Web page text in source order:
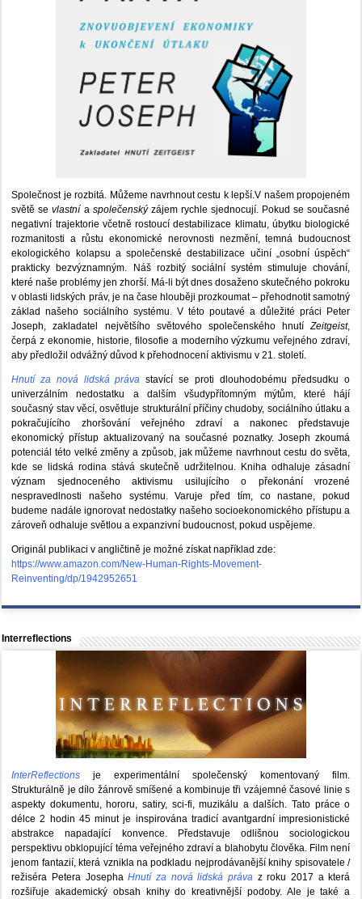
Společnost je rozbitá. Můžeme navrhnout cestu k lepší.V našem propojeném
světě sevlastní a společenskýzájem rychle sjednocují. Pokud se současné
negativní trajektorie včetně rostoucí destabilizace klimatu, úbytku biologické
rozmanitosti a růstu ekonomické nerovnosti nezmění, temná budoucnost
ekologického kolapsu a společenské destabilizace učiní „osobní úspěch“
prakticky bezvýznamným. Náš rozbitý sociální systém stimuluje chování,
které naše problémy jen zhorší. Má-li být dnes dosaženo skutečného pokroku
v oblasti lidských práv, je na čase hlouběji prozkoumat – přehodnotit samotný
základ našeho sociálního systému. V této poutavé a důležité práci Peter
Joseph, zakladatel největšího světového společenského hnutíZeitgeist,
čerpá z ekonomie, historie, filosofie a moderního výzkumu veřejného zdraví,
aby předložil odvážný důvod k přehodnocení aktivismu v 21. století.
Hnutí za nová lidská práva stavící se proti dlouhodobému předsudku o
univerzálním nedostatku a dalším všudypřítomným mýtům, které hájí
současný stav věcí, osvětluje strukturální příčiny chudoby, sociálního útlaku a
pokračujícího zhoršování veřejného zdraví a nakonec představuje
ekonomický přístup aktualizovaný na současné poznatky. Joseph zkoumá
potenciál této velké změny a způsob, jak můžeme navrhnout cestu do světa,
kde se lidská rodina stává skutečně udržitelnou. Kniha odhaluje zásadní
význam sjednoceného aktivismu usilujícího o překonání vrozené
nespravedlnosti našeho systému. Varuje před tím, co nastane, pokud
budeme nadále ignorovat nedostatky našeho socioekonomického přístupu a
zároveň odhaluje světlou a expanzivní budoucnost, pokud uspějeme.
Originál publikaci v angličtině je možné získat například zde:
https://www.amazon.com/New-Human-Rights-Movement-
Reinventing/dp/1942952651
Interreflections
InterReflections je experimentální společenský komentovaný film.
Strukturálně je dílo žánrově smíšené a kombinuje tři vzájemné časové linie s
aspekty dokumentu, hororu, satiry, sci-fi, muzikálu a dalších. Tato práce o
délce 2 hodin 45 minut je inspirována tradicí avantgardní impresionistické
abstrakce napadající konvence. Představuje odlišnou sociologickou
perspektivu obklopující téma veřejného zdraví a blahobytu člověka. Film není
jenom fantazií, která vznikla na podkladu nejprodávanější knihy spisovatele /
režiséra Petera JosephaHnutí za nová lidská právaz roku 2017 a která
rozšiřuje akademický obsah knihy do kreativnější podoby. Ale je také a